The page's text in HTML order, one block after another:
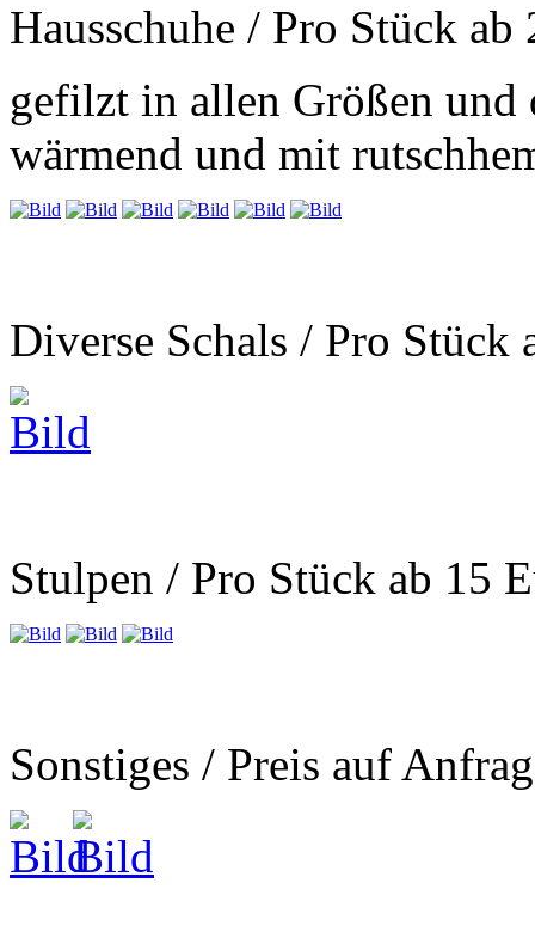
Hausschuhe / Pro Stück ab
gefilzt in allen Größen und
wärmend und mit
Diverse Schals / Pro Stück
Stulpen / Pro Stück ab 15
Sonstiges / Preis auf